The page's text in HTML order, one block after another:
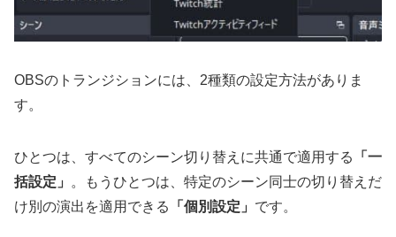
OBSのトランジションには、2種類の設定方法がありま
す。
ひとつは、すべてのシーン切り替えに共通で適用する
「一
括設定」
。もうひとつは、特定のシーン同士の切り替えだ
け別の演出を適用できる
「個別設定」 です。